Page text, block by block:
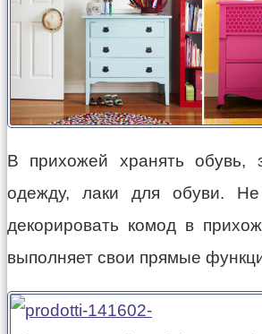
В прихожей хранять обувь,
одежду, лаки для обуви. Не
декорировать комод в
выполняет свои прямые